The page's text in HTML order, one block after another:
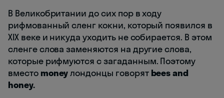
В Великобритании до сих пор в ходу
рифмованный сленг кокни, который появился в
XIX веке и никуда уходить не собирается. В этом
сленге слова заменяются на другие слова,
которые рифмуются с загаданным. Поэтому
вместо moneyлондонцы говорят bees and
honey.